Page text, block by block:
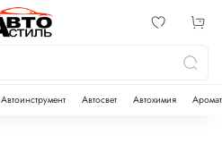
Автоинструмент Автосвет Автохимия